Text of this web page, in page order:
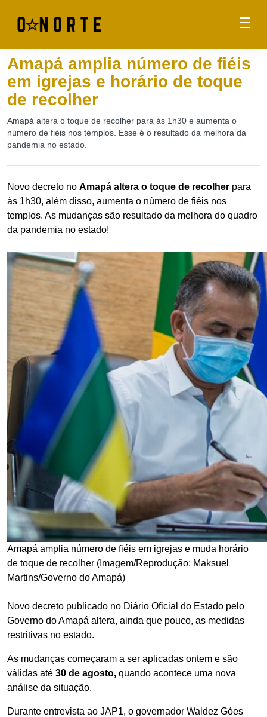
Amapá amplia número de fiéis
em igrejas e horário de toque
de recolher
Amapá altera o toque de recolher para às 1h30 e aumenta o
número de fiéis nos templos. Esse é o resultado da melhora da
pandemia no estado.
Novo decreto no Amapá altera o toque de recolher para
às 1h30, além disso, aumenta o número de fiéis nos
templos. As mudanças são resultado da melhora do quadro
da pandemia no estado!
Amapá amplia número de fiéis em igrejas e muda horário
de toque de recolher (Imagem/Reprodução: Maksuel
Martins/Governo do Amapá)
Novo decreto publicado no Diário Oficial do Estado pelo
Governo do Amapá altera, ainda que pouco, as medidas
restritivas no estado.
As mudanças começaram a ser aplicadas ontem e são
válidas até 30 de agosto, quando acontece uma nova
análise da situação.
Durante entrevista ao JAP1, o governador Waldez Góes